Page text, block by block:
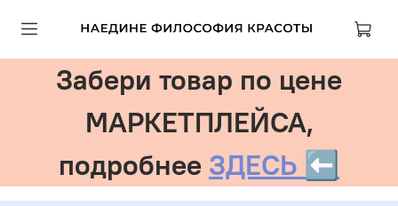
Забери товар по цене
МАРКЕТПЛЕЙСА,
подробнее ЗДЕСЬ ⬅️